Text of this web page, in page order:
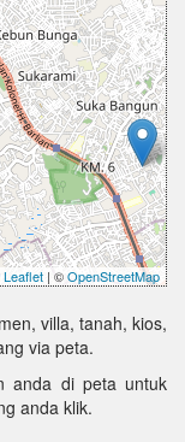
Leaflet | ©OpenStreetMap
villa, tanah, kios,
via peta.
anda di peta untuk
anda klik.